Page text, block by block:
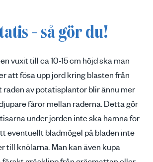
– så gör du!
vuxit till ca 10-15 cm höjd ska man
att fösa upp jord kring blasten från
raden av potatisplantor blir ännu mer
fåror mellan raderna. Detta gör
under jorden inte ska hamna för
eventuellt bladmögel på bladen inte
till knölarna. Man kan även kupa